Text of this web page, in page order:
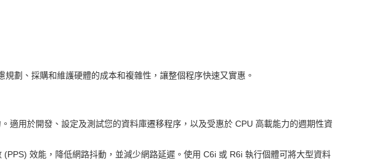
劃、採購和維護硬體的成本和複雜性，讓整個程序快速又實惠。
用於開發、設定及測試您的資料庫遷移程序，以及受惠於 CPU 高載能力的週期性資
效能，降低網路抖動，並減少網路延遲。使用 C6i 或 R6i 執行個體可將大型資料